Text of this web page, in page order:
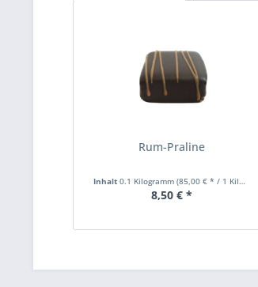
Rum-Praline
Inhalt 0.1 Kilogramm (85,00 € * / 1 Kilogramm)
8,50 € *